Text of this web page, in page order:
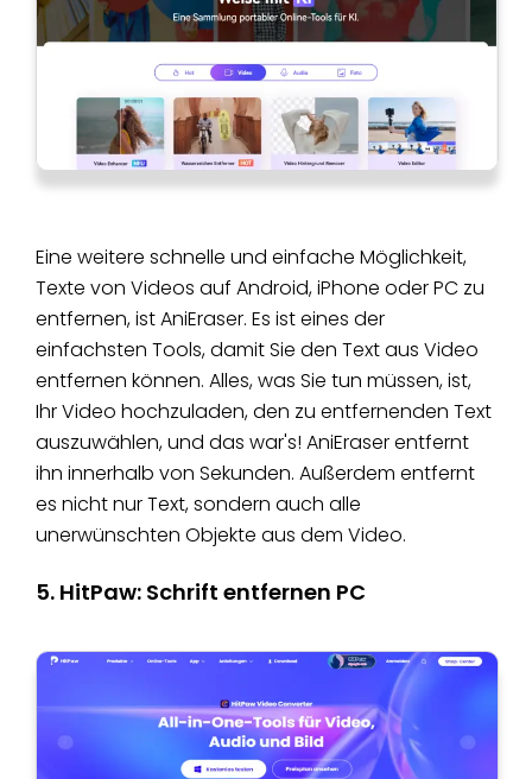
Eine weitere schnelle und einfache Möglichkeit,
Texte von Videos auf Android, iPhone oder PC zu
entfernen, ist AniEraser. Es ist eines der
einfachsten Tools, damit Sie den Text aus Video
entfernen können. Alles, was Sie tun müssen, ist,
Ihr Video hochzuladen, den zu entfernenden Text
auszuwählen, und das war's! AniEraser entfernt
ihn innerhalb von Sekunden. Außerdem entfernt
es nicht nur Text, sondern auch alle
unerwünschten Objekte aus dem Video.
5. HitPaw: Schrift entfernen PC